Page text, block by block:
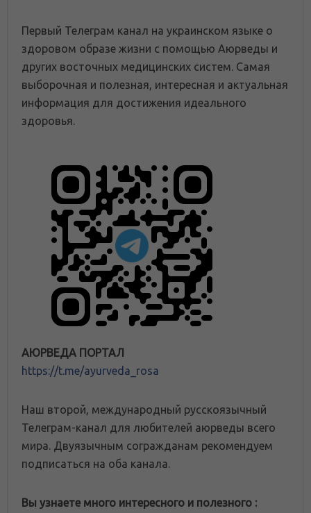
Первый Телеграм канал на украинском языке о
здоровом образе жизни с помощью Аюрведы и
других восточных медицинских систем. Самая
выборочная и полезная, интересная и актуальная
информация для достижения идеального
здоровья.
АЮРВЕДА ПОРТАЛ
https://t.me/ayurveda_rosa
Наш второй, международный русскоязычный
Телеграм-канал для любителей аюрведы всего
мира. Двуязычным согражданам рекомендуем
подписаться на оба канала.
Вы узнаете много интересного и полезного :